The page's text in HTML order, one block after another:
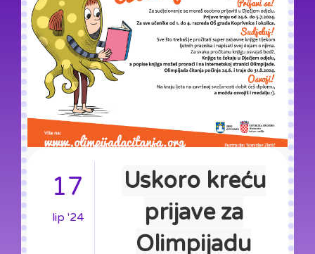
17
lip '24
Uskoro kreću
prijave za
Olimpijadu